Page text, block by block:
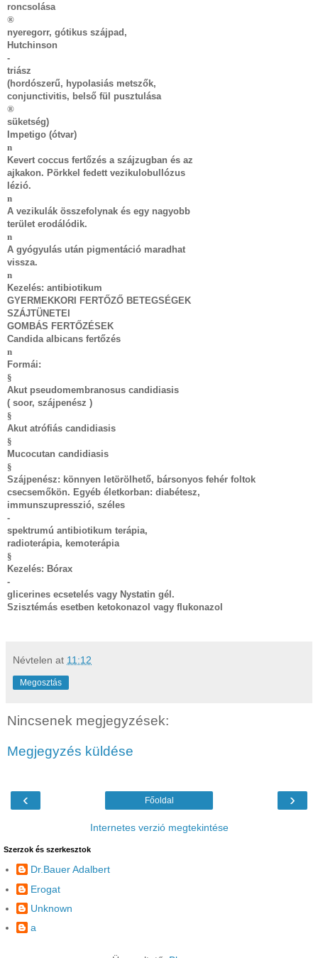
roncsolása
®
nyeregorr, gótikus szájpad,
Hutchinson
-
triász
(hordószerű, hypolasiás metszők,
conjunctivitis, belső fül pusztulása
®
süketség)
Impetigo (ótvar)
n
Kevert coccus fertőzés a szájzugban és az
ajkakon. Pörkkel fedett vezikulobullózus
lézió.
n
A vezikulák összefolynak és egy nagyobb
terület erodálódik.
n
A gyógyulás után pigmentáció maradhat
vissza.
n
Kezelés: antibiotikum
GYERMEKKORI FERTŐZŐ BETEGSÉGEK
SZÁJTÜNETEI
GOMBÁS FERTŐZÉSEK
Candida albicans fertőzés
n
Formái:
§
Akut pseudomembranosus candidiasis
( soor, szájpenész )
§
Akut atrófiás candidiasis
§
Mucocutan candidiasis
§
Szájpenész: könnyen letörölhető, bársonyos fehér foltok
csecsemőkön. Egyéb életkorban: diabétesz,
immunszupresszió, széles
-
spektrumú antibiotikum terápia,
radioterápia, kemoterápia
§
Kezelés: Bórax
-
glicerines ecsetelés vagy Nystatin gél.
Szisztémás esetben ketokonazol vagy flukonazol
Névtelen at 11:12
Megosztás
Nincsenek megjegyzések:
Megjegyzés küldése
‹ ›
Főoldal
Internetes verzió megtekintése
Szerzok és szerkesztok
Dr.Bauer Adalbert
Erogat
Unknown
a